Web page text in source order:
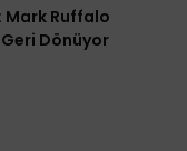
Mark Ruffalo
Geri Dönüyor